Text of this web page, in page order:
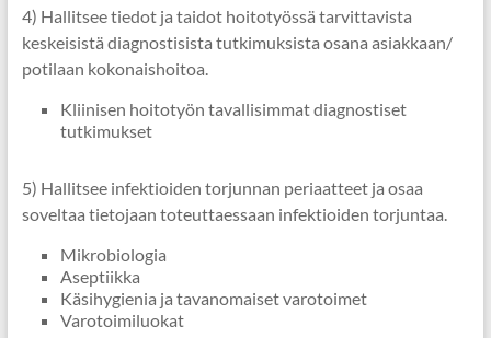
4) Hallitsee tiedot ja taidot hoitotyössä tarvittavista
keskeisistä diagnostisista tutkimuksista osana asiakkaan/
potilaan kokonaishoitoa.
Kliinisen hoitotyön tavallisimmat diagnostiset
tutkimukset
5) Hallitsee infektioiden torjunnan periaatteet ja osaa
soveltaa tietojaan toteuttaessaan infektioiden torjuntaa.
Mikrobiologia
Aseptiikka
Käsihygienia ja tavanomaiset varotoimet
Varotoimiluokat